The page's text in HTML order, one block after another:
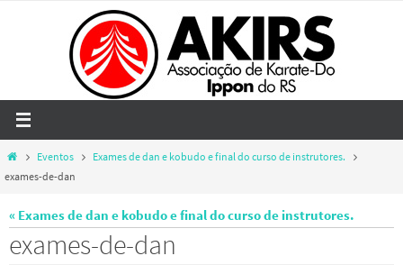
HomeEventos
Exames de dan e kobudo e final do curso de instrutores.
exames-de-dan
« Exames de dan e kobudo e final do curso de instrutores.
exames-de-dan